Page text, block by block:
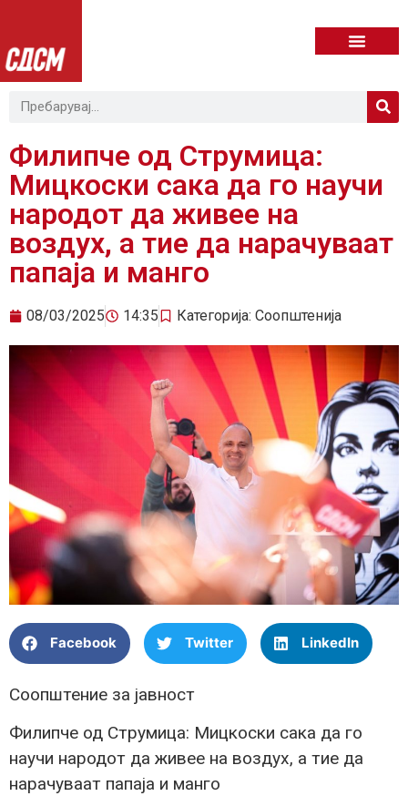
Филипче од Струмица:
Мицкоски сака да го научи
народот да живее на
воздух, а тие да нарачуваат
папаја и манго
08/03/2025 14:35 Категорија: Соопштенија
Facebook Twitter LinkedIn
Соопштение за јавност
Филипче од Струмица: Мицкоски сака да го
научи народот да живее на воздух, а тие да
нарачуваат папаја и манго